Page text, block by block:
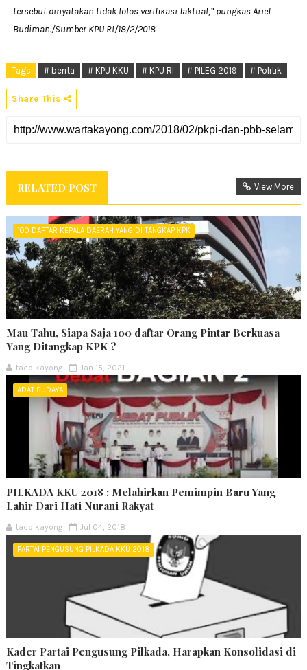
tersebut dinyatakan tidak lolos verifikasi faktual,” pungkas Arief
Budiman./Sumber KPU RI/18/2/2018
Tags # berita # KPU KKU # KPU RI # PILEG 2019 # Politik
Share This
RELATED POST View More
100 DAFTAR KEPALA DAERAH YANG DI TANGKAP KPK
Mau Tahu, Siapa Saja 100 daftar Orang Pintar Berkuasa
Yang Ditangkap KPK ?
tacb kayong Jan 15, 2021
ADAT BUDAYA
PILKADA KKU 2018 : Melahirkan Pemimpin Baru Yang
Lahir Dari Hati Nurani Rakyat
tacb kayong Jul 04, 2018
PARTAI PENGUSUNG PILKADA KKU 2018
Kader Partai Pengusung Pilkada, Harapkan Konsolidasi di
Tingkatkan